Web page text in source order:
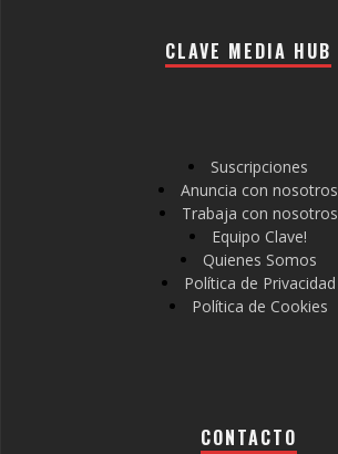
CLAVE MEDIA HUB
Suscripciones
Anuncia con nosotros
Trabaja con nosotros
Equipo Clave!
Quienes Somos
Política de Privacidad
Política de Cookies
CONTACTO